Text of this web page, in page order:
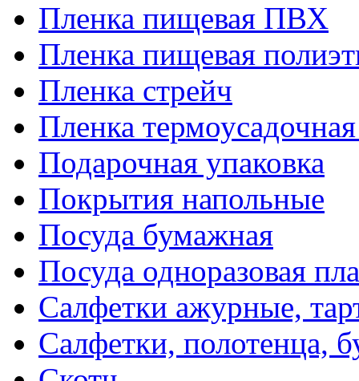
Пленка пищевая ПВХ
Пленка пищевая
Пленка стрейч
Пленка
Подарочная упаковка
Покрытия напольные
Посуда бумажная
Посуда одноразовая
Салфетки ажурные,
Салфетки, полотенца,